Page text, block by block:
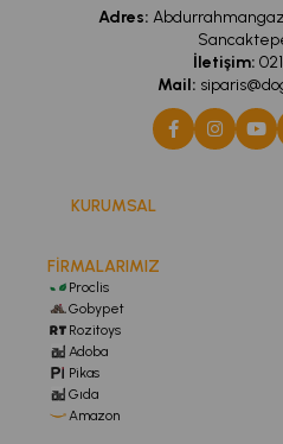
Adres:
İletişim:
Mail:
KURUMSAL
FİRMALARIMIZ
Proclis
Gobypet
Rozitoys
Adoba
Pikas
Gıda
Amazon